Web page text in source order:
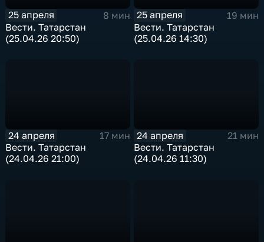
25 апреля
8 мин
Вести. Татарстан
(25.04.26 20:50)
25 апреля
19 мин
Вести. Татарстан
(25.04.26 14:30)
24 апреля
17 мин
Вести. Татарстан
(24.04.26 21:00)
24 апреля
21 мин
Вести. Татарстан
(24.04.26 11:30)